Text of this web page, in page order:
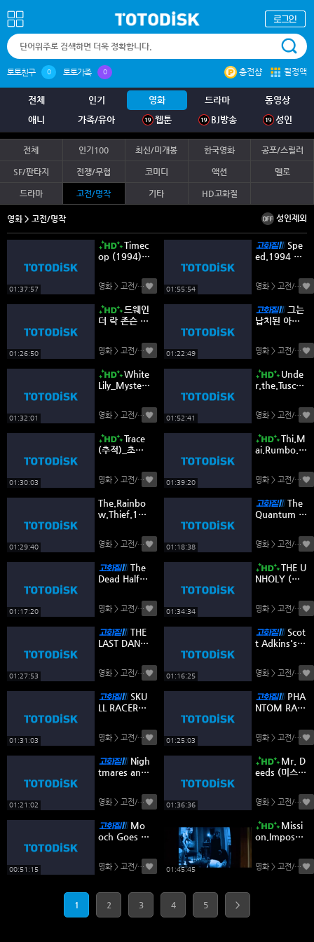
토토친구 0 토토가족 0 충전샵 월정액
전체 인기 영화 드라마
동영상
애니
가족/유아 웹툰 BJ방송 성인
전체 인기100 최신/미개봉 한국영화 공포/스릴러
SF/판타지 전쟁/무협 코미디 액션 멜로
드라마 고전/명작 기타 HD고화질
영화 > 고전/명작 성인제외
01:37:57
Timec
op (1994)
4K BluRay x
265 10bit r
영화 > 고전/명작 01:55:54
Spe
ed.1994 21
영화 > 고전/명작
01:26:50
드웨인
더 락 존슨 뉴
영화 > 고전/명작 01:22:49
그는
납치된 아내
해 무엇이든
할 것이다.범
영화 > 고전/명작
01:32:01
White
Lily_Mystery
er (흰 백합)_
미스터리 범영화 > 고전/명작 01:52:41
Unde
r.the.Tusca
카나의 태양
아래)_로맨영화 > 고전/명작
01:30:03
Trace
(추적)_초자
영화 > 고전/명작 01:39:20
Thi.M
ai.Rumbo.
(티 마이_베
트남으로) 영화 > 고전/명작
01:29:40
The.Rainbo
w.Thief.199
영화 > 고전/명작 01:18:38
The
Quantum Te
러)_Sci-Fi H
orror
영화 > 고전/명작
01:17:20
The
Dead Half
초자연적 공
포_유령의 집
영화 > 고전/명작 01:34:34
THE U
NHOLY (부
ckbuster Su
pernatural영화 > 고전/명작
01:27:53
THE
LAST DANC
스)_할리우드
코미디
영화 > 고전/명작 01:16:25
Scot
t Adkins's A
폭행)
영화 > 고전/명작
01:31:03
SKU
LL RACER
_Hollywood
Action Horr
영화 > 고전/명작 01:25:03
PHA
NTOM RAC
이서) Hollyw
ood Action
영화 > 고전/명작
01:21:02
Nigh
tmares and
(악몽과 그림
자)_공포 앤영화 > 고전/명작 01:36:36
Mr. D
eeds (미스터
디.로맨스.BD
Rip 1080p영화 > 고전/명작
00:51:15
Mo
och Goes to
(1974,Com
edy)무치,할
다
영화 > 고전/명작 01:45:45
Missi
on.Impossib
쎤 임파써블
1).REMAST
영화 > 고전/명작
1 2 3 4 5 >